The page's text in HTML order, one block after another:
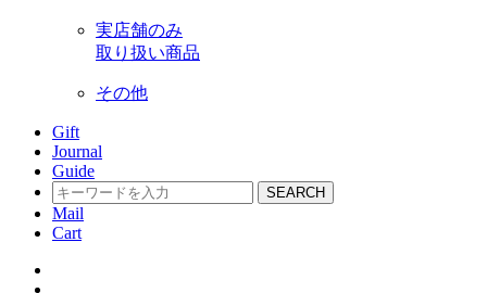
実店舗のみ
取り扱い商品
その他
Gift
Journal
Guide
SEARCH
Mail
Cart